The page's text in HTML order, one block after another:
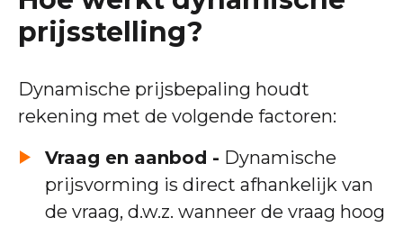
prijsstelling?
Dynamische prijsbepaling houdt
rekening met de volgende factoren:
Vraag en aanbod - Dynamische
prijsvorming is direct afhankelijk van
de vraag, d.w.z. wanneer de vraag hoog